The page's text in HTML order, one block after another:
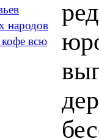
народов
всю